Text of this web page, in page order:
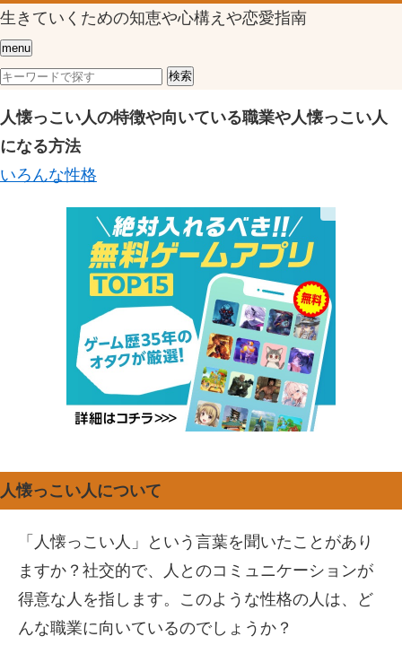
生きていくための知恵や心構えや恋愛指南
menu
人懐っこい人の特徴や向いている職業や人懐っこい人
になる方法
いろんな性格
人懐っこい人について
「人懐っこい人」という言葉を聞いたことがあり
ますか？社交的で、人とのコミュニケーションが
得意な人を指します。このような性格の人は、ど
んな職業に向いているのでしょうか？